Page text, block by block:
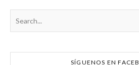
SÍGUENOS EN